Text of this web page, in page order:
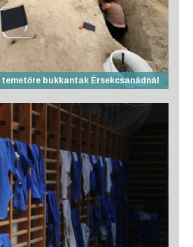
temetőre bukkantak Érsekcsanádnál